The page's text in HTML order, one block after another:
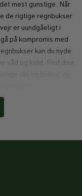
mest gunstige. Når
de rigtige regnbukser
er uundgåeligt i
på kompromis med
kan du nyde
våd og kold. Find dine
VED
har endda
opbevaring af